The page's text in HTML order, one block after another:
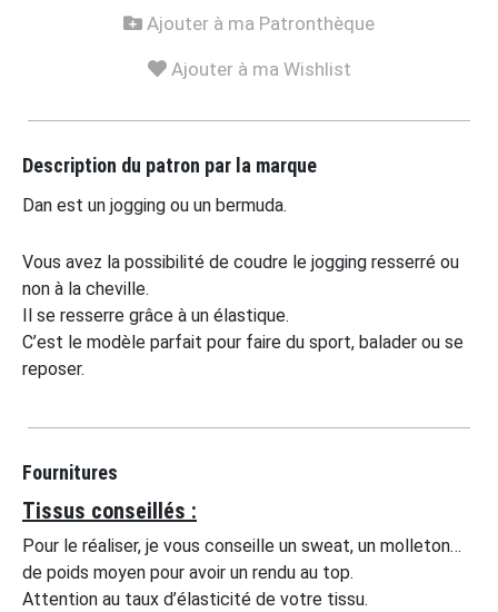
Ajouter à ma Patronthèque
Ajouter à ma Wishlist
Description du patron par la marque
Dan est un jogging ou un bermuda.
Vous avez la possibilité de coudre le jogging resserré ou
non à la cheville.
Il se resserre grâce à un élastique.
C’est le modèle parfait pour faire du sport, balader ou se
reposer.
Fournitures
Tissus conseillés :
Pour le réaliser, je vous conseille un sweat, un molleton…
de poids moyen pour avoir un rendu au top.
Attention au taux d’élasticité de votre tissu.